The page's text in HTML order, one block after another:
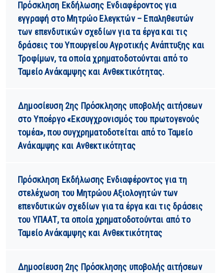
Πρόσκληση Εκδήλωσης Ενδιαφέροντος για
εγγραφή στο Μητρώο Ελεγκτών – Επαληθευτών
των επενδυτικών σχεδίων για τα έργα και τις
δράσεις του Υπουργείου Αγροτικής Ανάπτυξης και
Τροφίμων, τα οποία χρηματοδοτούνται από το
Ταμείο Ανάκαμψης και Ανθεκτικότητας.
Δημοσίευση 2ης Πρόσκλησης υποβολής αιτήσεων
στο Υποέργο «Εκσυγχρονισμός του πρωτογενούς
τομέα», που συγχρηματοδοτείται από το Ταμείο
Ανάκαμψης και Ανθεκτικότητας
Πρόσκληση Εκδήλωσης Ενδιαφέροντος για τη
στελέχωση του Μητρώου Αξιολογητών των
επενδυτικών σχεδίων για τα έργα και τις δράσεις
του ΥΠΑΑΤ, τα οποία χρηματοδοτούνται από το
Ταμείο Ανάκαμψης και Ανθεκτικότητας
Δημοσίευση 2ης Πρόσκλησης υποβολής αιτήσεων